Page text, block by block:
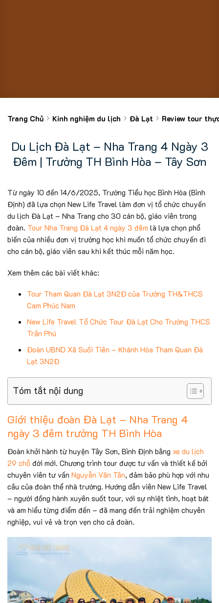
Trang Chủ Kinh nghiệm du lịch Đà Lạt Review tour
Du Lịch Đà Lạt – Nha Trang 4 Ngày 3
Đêm | Trường TH Bình Hòa – Tây Sơn
Từ ngày 10 đến 14/6/2025, Trường Tiểu học Bình Hòa (Bình
Định) đã lựa chọn New Life Travel làm đơn vị tổ chức chuyến
du lịch Đà Lạt – Nha Trang cho 30 cán bộ, giáo viên trong
đoàn. Tour Nha Trang Đà Lạt 4 ngày 3 đêm là lựa chọn phổ
biến của nhiều đơn vị trường học khi muốn tổ chức chuyến đi
cho cán bộ, giáo viên sau khi kết thúc mỗi năm học.
Xem thêm các bài viết khác:
Tour Tham Quan Đà Lạt 3N2Đ của Trường TH&THCS
Cam Phúc Nam
New Life Travel Tổ Chức Tour Đà Lạt Cho Trường THCS
Trần Phú
Đoàn UBND Xã Suối Tiên – Khánh Hòa Tham Quan Đà
Lạt 3N2Đ
Tóm tắt nội dung
Giới thiệu đoàn Đà Lạt – Nha Trang 4
ngày 3 đêm trường TH Bình Hòa
Đoàn khởi hành từ huyện Tây Sơn, Bình Định bằng xe du lịch
29 chỗ đời mới. Chương trình tour được tư vấn và thiết kế bởi
chuyên viên tư vấn Nguyễn Văn Tân, đảm bảo phù hợp với nhu
cầu của đoàn thể nhà trường. Hướng dẫn viên New Life Travel
– người đồng hành xuyên suốt tour, với sự nhiệt tình, hoạt bát
và am hiểu từng điểm đến – đã mang đến trải nghiệm chuyên
nghiệp, vui vẻ và trọn vẹn cho cả đoàn.